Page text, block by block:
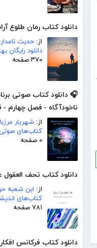
دانلود کتاب رمان طلوع
از: حدیث
دانلود رایگان
۳۷۰ صفحه
🎧 دانلود کتاب صوتی
ناخودآگاه - فصل
از: شهریار
کتاب‌های
۰ صفحه
دانلود کتاب تحف
از: ابن شعبه
کتاب‌های
۷۸۱ صفحه
دانلود کتاب فرکانس